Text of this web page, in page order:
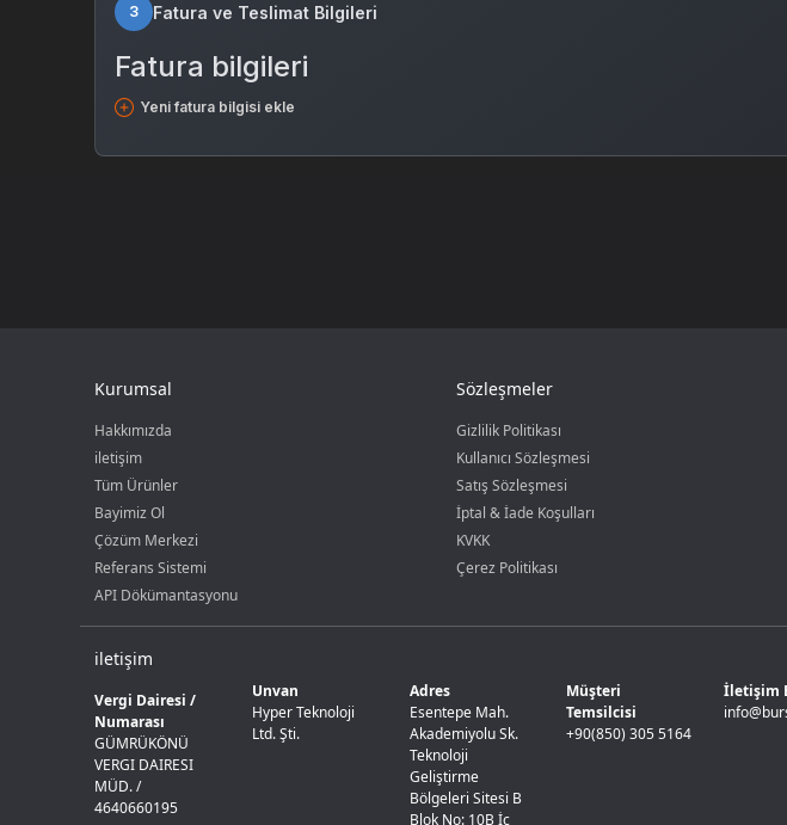
3 Fatura ve Teslimat Bilgileri
Fatura bilgileri
Yeni fatura bilgisi ekle
Kurumsal
Hakkımızda
iletişim
Tüm Ürünler
Bayimiz Ol
Çözüm Merkezi
Referans Sistemi
API Dökümantasyonu
Sözleşmeler
Gizlilik Politikası
Kullanıcı Sözleşmesi
Satış Sözleşmesi
İptal & İade Koşulları
KVKK
Çerez Politikası
iletişim
Vergi Dairesi /
Numarası
GÜMRÜKÖNÜ
VERGI DAIRESI
MÜD. /
4640660195
Unvan
Hyper Teknoloji
Ltd. Şti.
Adres
Esentepe Mah.
Akademiyolu Sk.
Teknoloji
Geliştirme
Bölgeleri Sitesi B
Blok No: 10B İç
Müşteri
Temsilcisi
+90(850) 305 5164
İletişim